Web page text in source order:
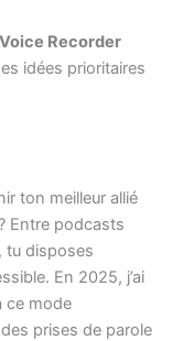
Recorder
idées prioritaires
ton meilleur allié
Entre podcasts
tu disposes
En 2025, j’ai
ce mode
prises de parole